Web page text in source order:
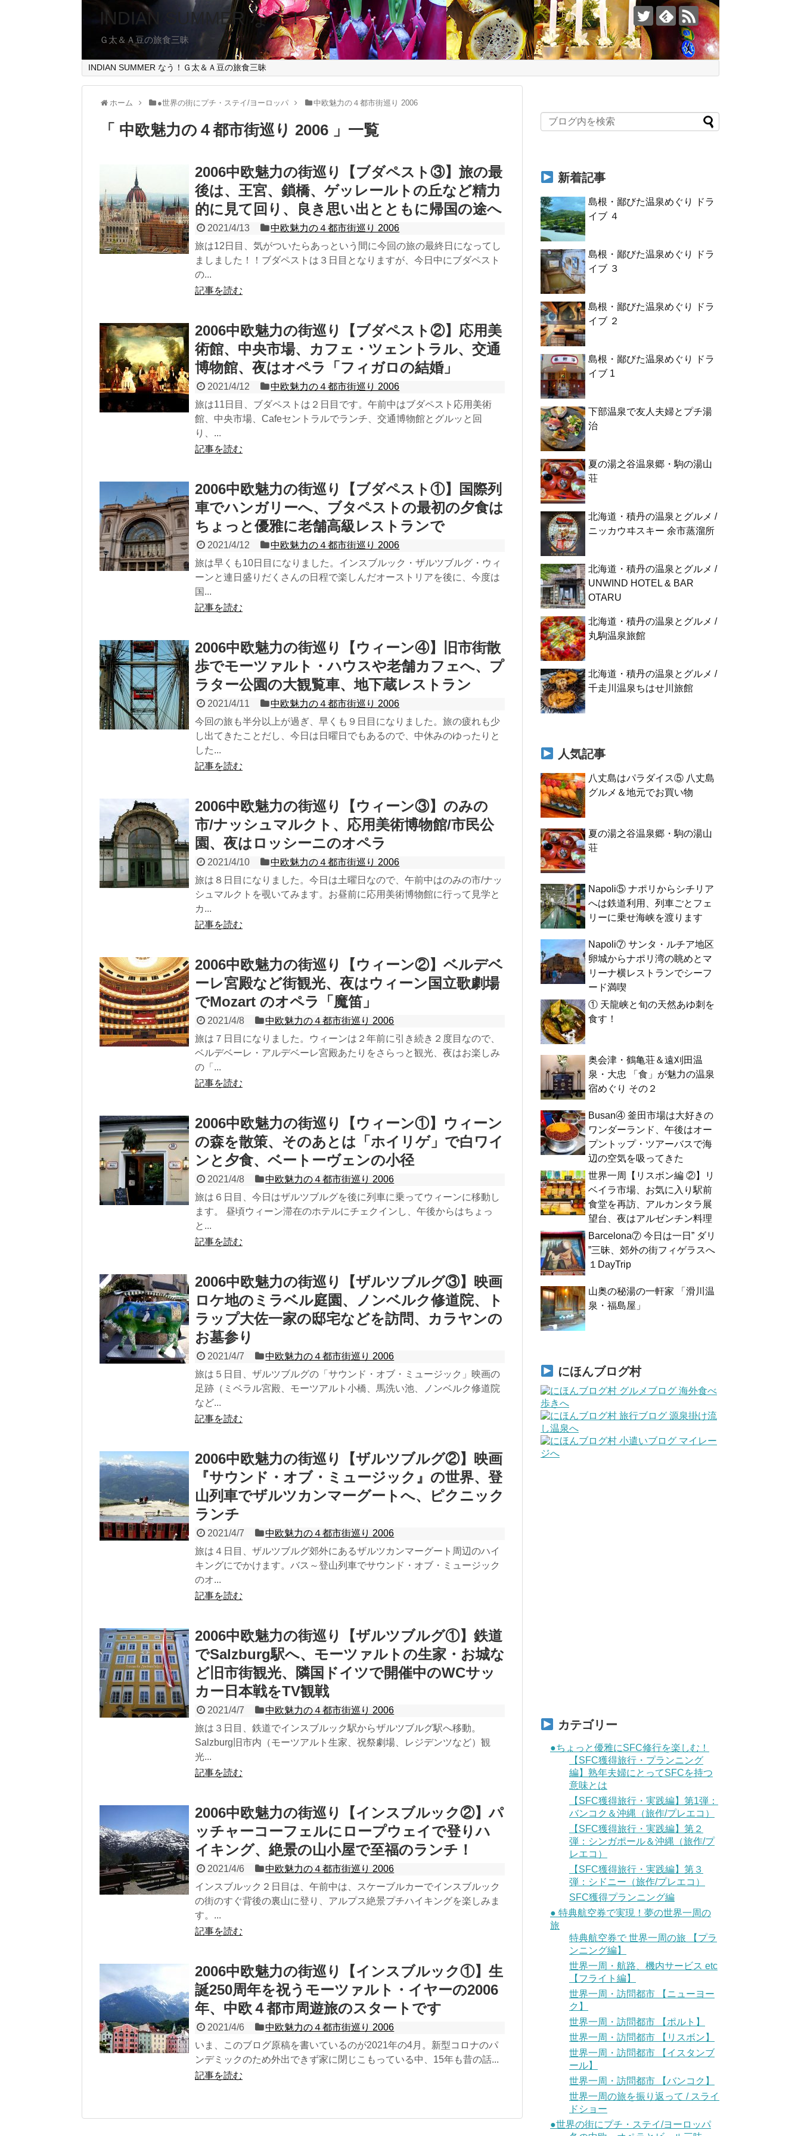
INDIAN SUMMER なう！
Ｇ太＆Ａ豆の旅食三昧
INDIAN SUMMER なう！Ｇ太＆Ａ豆の旅食三昧
ホーム ●世界の街にプチ・ステイ/ヨーロッパ 中欧魅力の４都市街巡り 2006
「 中欧魅力の４都市街巡り 2006 」一覧
2006中欧魅力の街巡り【ブダペスト③】旅の最
後は、王宮、鎖橋、ゲッレールトの丘など精力
的に見て回り、良き思い出とともに帰国の途へ
2021/4/13
中欧魅力の４都市街巡り 2006
旅は12日目、気がついたらあっという間に今回の旅の最終日になってし
ましました！！ブダペストは３日目となりますが、今日中にブダペスト
の...
記事を読む
2006中欧魅力の街巡り【ブダペスト②】応用美
術館、中央市場、カフェ・ツェントラル、交通
博物館、夜はオペラ「フィガロの結婚」
2021/4/12
中欧魅力の４都市街巡り 2006
旅は11日目、ブダペストは２日目です。午前中はブダペスト応用美術
館、中央市場、Cafeセントラルでランチ、交通博物館とグルッと回
り、...
記事を読む
2006中欧魅力の街巡り【ブダペスト①】国際列
車でハンガリーへ、ブタペストの最初の夕食は
ちょっと優雅に老舗高級レストランで
2021/4/12
中欧魅力の４都市街巡り 2006
旅は早くも10日目になりました。インスブルック・ザルツブルグ・ウィ
ーンと連日盛りだくさんの日程で楽しんだオーストリアを後に、今度は
国...
記事を読む
2006中欧魅力の街巡り【ウィーン④】旧市街散
歩でモーツァルト・ハウスや老舗カフェへ、プ
ラター公園の大観覧車、地下蔵レストラン
2021/4/11
中欧魅力の４都市街巡り 2006
今回の旅も半分以上が過ぎ、早くも９日目になりました。旅の疲れも少
し出てきたことだし、今日は日曜日でもあるので、中休みのゆったりと
した...
記事を読む
2006中欧魅力の街巡り【ウィーン③】のみの
市/ナッシュマルクト、応用美術博物館/市民公
園、夜はロッシーニのオペラ
2021/4/10
中欧魅力の４都市街巡り 2006
旅は８日目になりました。今日は土曜日なので、午前中はのみの市/ナッ
シュマルクトを覗いてみます。お昼前に応用美術博物館に行って見学と
カ...
記事を読む
2006中欧魅力の街巡り【ウィーン②】ベルデベ
ーレ宮殿など街観光、夜はウィーン国立歌劇場
でMozart のオペラ「魔笛」
2021/4/8
中欧魅力の４都市街巡り 2006
旅は７日目になりました。ウィーンは２年前に引き続き２度目なので、
ベルデベーレ・アルデベーレ宮殿あたりをさらっと観光、夜はお楽しみ
の「...
記事を読む
2006中欧魅力の街巡り【ウィーン①】ウィーン
の森を散策、そのあとは「ホイリゲ」で白ワイ
ンと夕食、ベートーヴェンの小径
2021/4/8
中欧魅力の４都市街巡り 2006
旅は６日目、今日はザルツブルグを後に列車に乗ってウィーンに移動し
ます。 昼頃ウィーン滞在のホテルにチェクインし、午後からはちょっ
と...
記事を読む
2006中欧魅力の街巡り【ザルツブルグ③】映画
ロケ地のミラベル庭園、ノンベルク修道院、ト
ラップ大佐一家の邸宅などを訪問、カラヤンの
お墓参り
2021/4/7
中欧魅力の４都市街巡り 2006
旅は５日目、ザルツブルグの「サウンド・オブ・ミュージック」映画の
足跡（ミベラル宮殿、モーツアルト小橋、馬洗い池、ノンベルク修道院
など...
記事を読む
2006中欧魅力の街巡り【ザルツブルグ②】映画
『サウンド・オブ・ミュージック』の世界、登
山列車でザルツカンマーグートへ、ピクニック
ランチ
2021/4/7
中欧魅力の４都市街巡り 2006
旅は４日目、ザルツブルグ郊外にあるザルツカンマーグート周辺のハイ
キングにでかけます。バス～登山列車でサウンド・オブ・ミュージック
のオ...
記事を読む
2006中欧魅力の街巡り【ザルツブルグ①】鉄道
でSalzburg駅へ、モーツァルトの生家・お城な
ど旧市街観光、隣国ドイツで開催中のWCサッ
カー日本戦をTV観戦
2021/4/7
中欧魅力の４都市街巡り 2006
旅は３日目、鉄道でインスブルック駅からザルツブルグ駅へ移動。
Salzburg旧市内（モーツアルト生家、祝祭劇場、レジデンツなど）観
光...
記事を読む
2006中欧魅力の街巡り【インスブルック②】パ
ッチャーコーフェルにロープウェイで登りハ
イキング、絶景の山小屋で至福のランチ！
2021/4/6
中欧魅力の４都市街巡り 2006
インスブルック２日目は、午前中は、スケーブルカーでインスブルック
の街のすぐ背後の裏山に登り、アルプス絶景プチハイキングを楽しみま
す。...
記事を読む
2006中欧魅力の街巡り【インスブルック①】生
誕250周年を祝うモーツァルト・イヤーの2006
年、中欧４都市周遊旅のスタートです
2021/4/6
中欧魅力の４都市街巡り 2006
いま、このブログ原稿を書いているのが2021年の4月。新型コロナのパ
ンデミックのため外出できず家に閉じこもっている中、15年も昔の話...
記事を読む
新着記事
島根・鄙びた温泉めぐり ドラ
イブ ４
島根・鄙びた温泉めぐり ドラ
イブ ３
島根・鄙びた温泉めぐり ドラ
イブ ２
島根・鄙びた温泉めぐり ドラ
イブ 1
下部温泉で友人夫婦とプチ湯
治
夏の湯之谷温泉郷・駒の湯山
荘
北海道・積丹の温泉とグルメ /
ニッカウヰスキー 余市蒸溜所
北海道・積丹の温泉とグルメ /
UNWIND HOTEL & BAR
OTARU
北海道・積丹の温泉とグルメ /
丸駒温泉旅館
北海道・積丹の温泉とグルメ /
千走川温泉ちはせ川旅館
人気記事
八丈島はパラダイス⑤ 八丈島
グルメ＆地元でお買い物
夏の湯之谷温泉郷・駒の湯山
荘
Napoli⑤ ナポリからシチリア
へは鉄道利用、列車ごとフェ
リーに乗せ海峡を渡ります
Napoli⑦ サンタ・ルチア地区
卵城からナポリ湾の眺めとマ
リーナ横レストランでシーフ
ード満喫
① 天龍峡と旬の天然あゆ刺を
食す！
奥会津・鶴亀荘＆遠刈田温
泉・大忠 「食」が魅力の温泉
宿めぐり その２
Busan④ 釜田市場は大好きの
ワンダーランド、午後はオー
プントップ・ツアーバスで海
辺の空気を吸ってきた
世界一周【リスボン編 ②】リ
ベイラ市場、お気に入り駅前
食堂を再訪、アルカンタラ展
望台、夜はアルゼンチン料理
Barcelona⑦ 今日は一日” ダリ
”三昧、郊外の街フィゲラスへ
１DayTrip
山奥の秘湯の一軒家 「滑川温
泉・福島屋」
にほんブログ村
カテゴリー
●ちょっと優雅にSFC修行を楽しむ！
【SFC獲得旅行・プランニング
編】熟年夫婦にとってSFCを持つ
意味とは
【SFC獲得旅行・実践編】第1弾：
バンコク＆沖縄（旅作/プレエコ）
【SFC獲得旅行・実践編】第２
弾：シンガポール＆沖縄（旅作/プ
レエコ）
【SFC獲得旅行・実践編】第３
弾：シドニー（旅作/プレエコ）
SFC獲得プランニング編
● 特典航空券で実現！夢の世界一周の
旅
特典航空券で 世界一周の旅 【プラ
ンニング編】
世界一周・航路、機内サービス etc
【フライト編】
世界一周・訪問都市 【ニューヨー
ク】
世界一周・訪問都市 【ポルト】
世界一周・訪問都市 【リスボン】
世界一周・訪問都市 【イスタンブ
ール】
世界一周・訪問都市 【バンコク】
世界一周の旅を振り返って / スライ
ドショー
●世界の街にプチ・ステイ/ヨーロッパ